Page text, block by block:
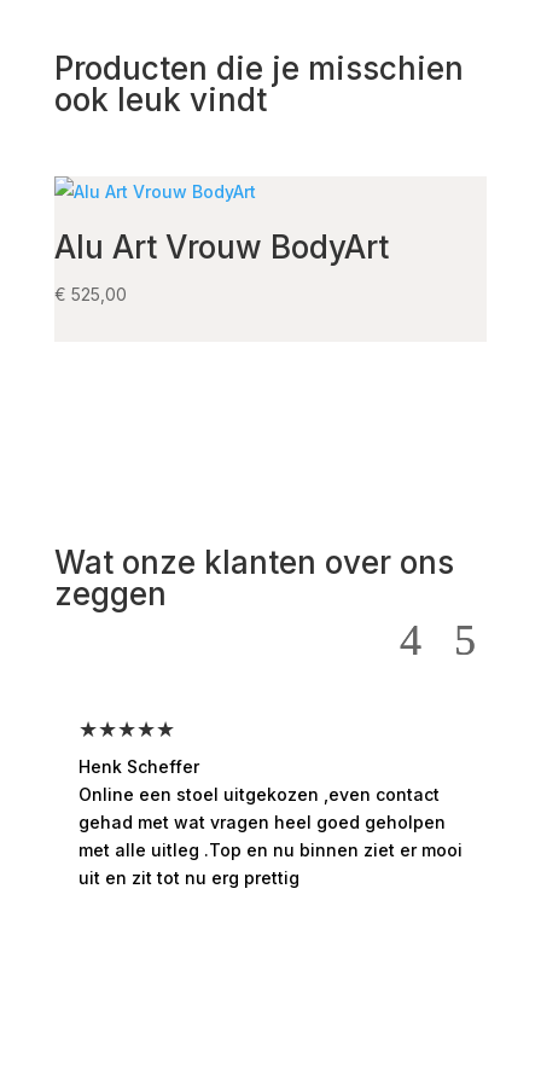
Producten die je misschien
ook leuk vindt
Alu Art Vrouw BodyArt
€ 525,00
Wat onze klanten over ons
zeggen
★★★★★
Henk Scheffer
Online een stoel uitgekozen ,even contact
gehad met wat vragen heel goed geholpen
met alle uitleg .Top en nu binnen ziet er mooi
uit en zit tot nu erg prettig